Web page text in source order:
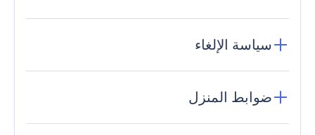
سياسة الإلغاء
ضوابط المنزل